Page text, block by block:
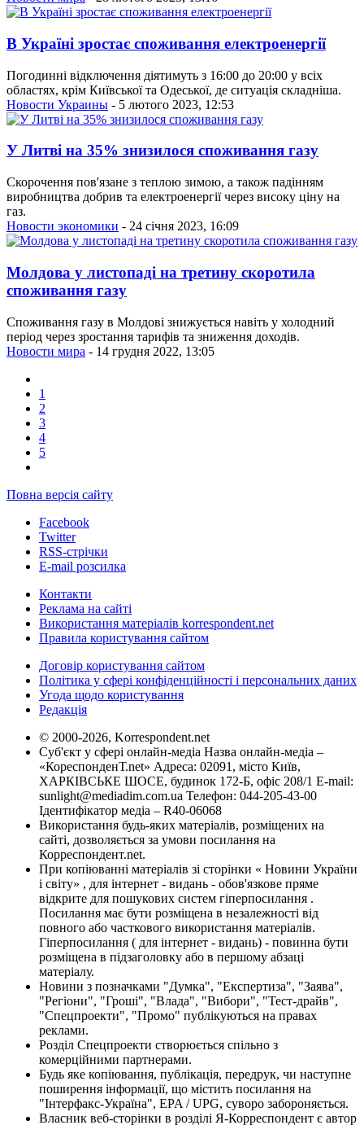
В Україні зростає споживання електроенергії
Погодинні відключення діятимуть з 16:00 до 20:00 у всіх
областях, крім Київської та Одеської, де ситуація складніша.
Новости Украины - 5 лютого 2023, 12:53
У Литві на 35% знизилося споживання газу
Скорочення пов'язане з теплою зимою, а також падінням
виробництва добрив та електроенергії через високу ціну на
газ.
Новости экономики - 24 січня 2023, 16:09
Молдова у листопаді на третину скоротила
споживання газу
Споживання газу в Молдові знижується навіть у холодний
період через зростання тарифів та зниження доходів.
Новости мира - 14 грудня 2022, 13:05
1
2
3
4
5
Повна версія сайту
Facebook
Twitter
RSS-стрічки
E-mail розсилка
Контакти
Реклама на сайті
Використання матеріалів korrespondent.net
Правила користування сайтом
Договір користування сайтом
Політика у сфері конфіденційності і персональних даних
Угода щодо користування
Редакція
© 2000-2026, Korrespondent.net
Суб'єкт у сфері онлайн-медіа Назва онлайн-медіа –
«КореспонденТ.net» Адреса: 02091, місто Київ,
ХАРКІВСЬКЕ ШОСЕ, будинок 172-Б, офіс 208/1 E-mail:
sunlight@mediadim.com.ua Телефон: 044-205-43-00
Ідентифікатор медіа – R40-06068
Використання будь-яких матеріалів, розміщених на
сайті, дозволяється за умови посилання на
Корреспондент.net.
При копіюванні матеріалів зі сторінки « Новини України
і світу» , для інтернет - видань - обов'язкове пряме
відкрите для пошукових систем гіперпосилання .
Посилання має бути розміщена в незалежності від
повного або часткового використання матеріалів.
Гіперпосилання ( для інтернет - видань) - повинна бути
розміщена в підзаголовку або в першому абзаці
матеріалу.
Новини з позначками "Думка", "Експертиза", "Заява",
"Регіони", "Гроші", "Влада", "Вибори", "Тест-драйв",
"Спецпроекти", "Промо" публікуються на правах
реклами.
Розділ Спецпроекти створюється спільно з
комерційними партнерами.
Будь яке копіювання, публікація, передрук, чи наступне
поширення інформації, що містить посилання на
"Інтерфакс-Україна", EPA / UPG, суворо забороняється.
Власник веб-сторінки в розділі Я-Корреспондент є автор